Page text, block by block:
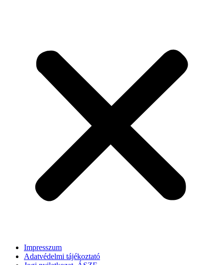
Impresszum
Adatvédelmi tájékoztató